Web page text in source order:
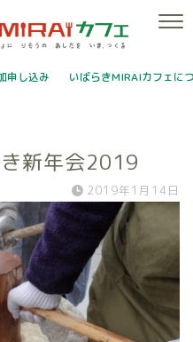
申し込み いばらきMIRAIカフェに
新年会2019
2019年1月14日